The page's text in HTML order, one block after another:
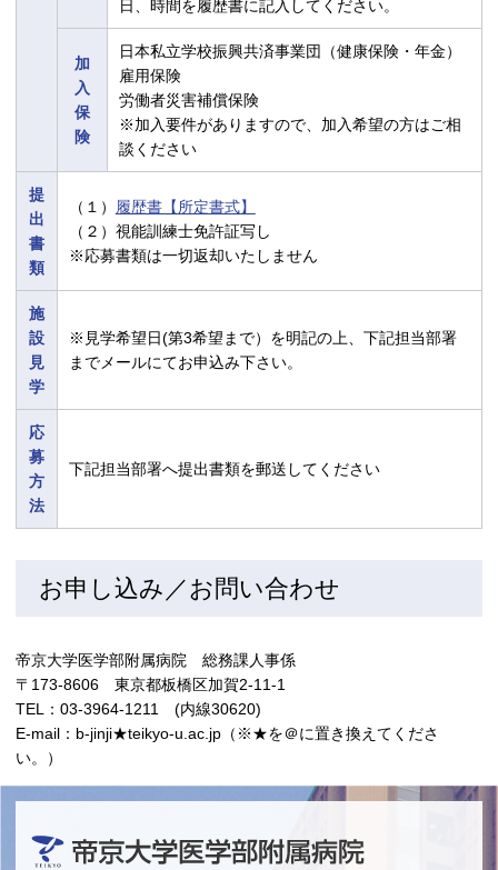
日、時間を履歴書に記入してください。
加
入
保
険
日本私立学校振興共済事業団（健康保険・年金）
雇用保険
労働者災害補償保険
※加入要件がありますので、加入希望の方はご相
談ください
提
出
書
類
（１） 履歴書【所定書式】
（２）視能訓練士免許証写し
※応募書類は一切返却いたしません
施
設
見
学
※見学希望日(第3希望まで）を明記の上、下記担当部署
までメールにてお申込み下さい。
応
募
方
法
下記担当部署へ提出書類を郵送してください
お申し込み／お問い合わせ
帝京大学医学部附属病院 総務課人事係
〒173-8606 東京都板橋区加賀2-11-1
TEL：03-3964-1211 (内線30620)
E-mail：b-jinji★teikyo-u.ac.jp（※★を＠に置き換えてくださ
い。）